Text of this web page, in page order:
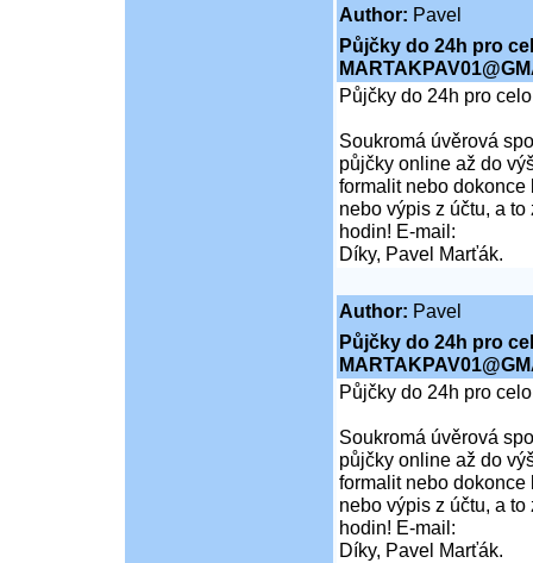
Author: Pavel
Půjčky do 24h pro
Půjčky do 24h pro
Soukromá úvěrová
půjčky online až do
formalit nebo dokonce
nebo výpis z účtu, a
hodin! E-mail:
Díky, Pavel Marťák.
Author: Pavel
Půjčky do 24h pro
Půjčky do 24h pro
Soukromá úvěrová
půjčky online až do
formalit nebo dokonce
nebo výpis z účtu, a
hodin! E-mail:
Díky, Pavel Marťák.